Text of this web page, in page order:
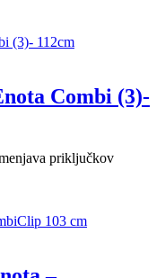
Combi (3)-
priključkov